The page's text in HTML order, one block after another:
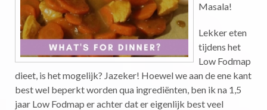
Masala!
Lekker eten
tijdens het
Low Fodmap
dieet, is het mogelijk? Jazeker! Hoewel we aan de ene kant
best wel beperkt worden qua ingrediënten, ben ik na 1,5
jaar Low Fodmap er achter dat er eigenlijk best veel